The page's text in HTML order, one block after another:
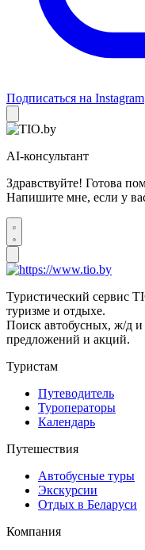
Подписаться на Instagram
AI-консультант
Здравствуйте! Готова
Напишите мне, если у
Туристический сервис
туризме и отдыхе.
Поиск автобусных, ж/д
предложений и акций.
Туристам
Путеводитель
Туроператоры
Календарь
Путешествия
Автобусные туры
Экскурсии
Отдых в Беларуси
Компания